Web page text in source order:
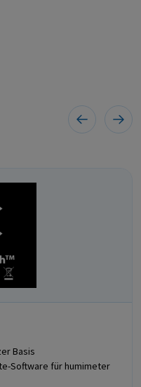
Basis
Software für humimeter